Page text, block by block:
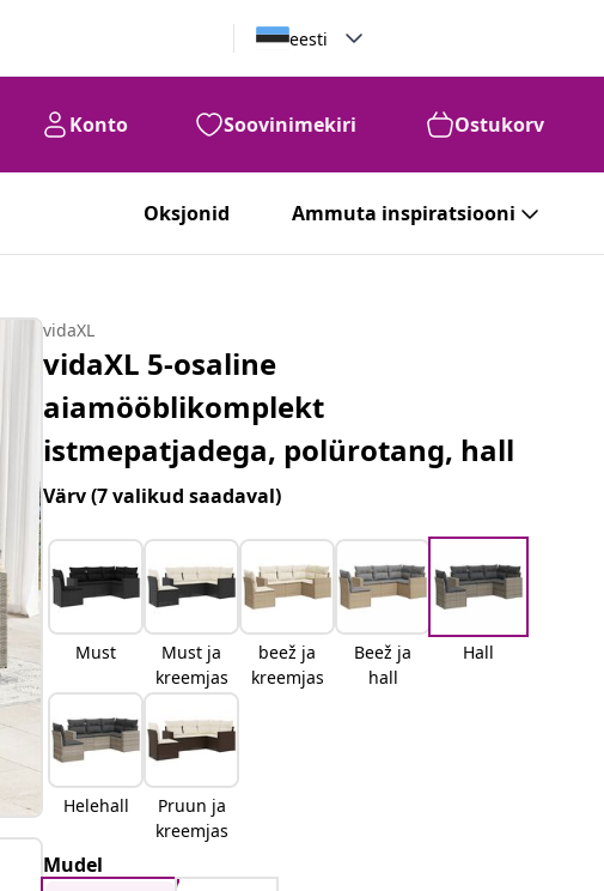
eesti
Konto Soovinimekiri Ostukorv
Oksjonid Ammuta inspiratsiooni
vidaXL
vidaXL 5-osaline
aiamööblikomplekt
istmepatjadega, polürotang, hall
Värv(7 valikud saadaval)
Must
Must ja
kreemjas
beež ja
kreemjas
Beež ja
hall
Hall
Helehall
Pruun ja
kreemjas
Mudel